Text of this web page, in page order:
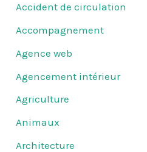
Accident de circulation
Accompagnement
Agence web
Agencement intérieur
Agriculture
Animaux
Architecture